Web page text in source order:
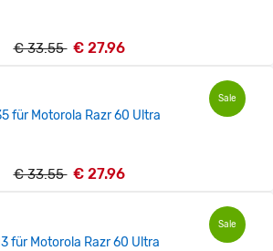
€ 33.55 € 27.96
Sale
für Motorola Razr 60 Ultra
€ 33.55 € 27.96
Sale
für Motorola Razr 60 Ultra